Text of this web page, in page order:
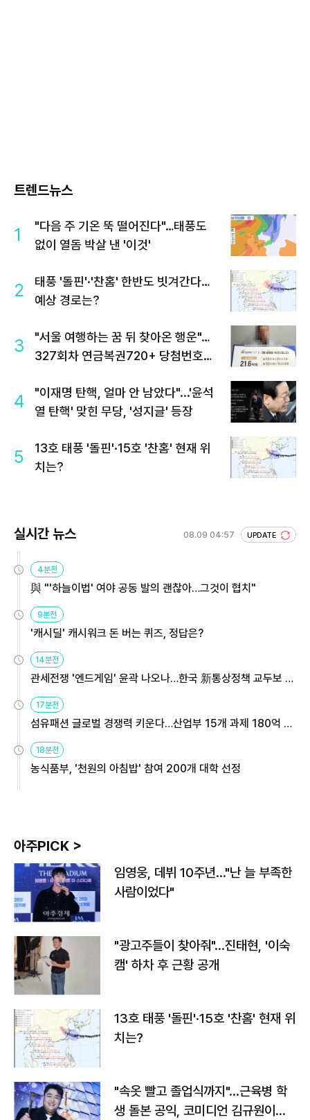
트렌드뉴스
1
"다음 주 기온 뚝 떨어진다"…태풍도
없이 열돔 박살 낸 '이것'
2
태풍 '돌핀'·'찬홈' 한반도 빗겨간다…
예상 경로는?
3
"서울 여행하는 꿈 뒤 찾아온 행운"…
327회차 연금복권720+ 당첨번호조
4
"이재명 탄핵, 얼마 안 남았다"...'윤석
열 탄핵' 맞힌 무당, '성지글' 등장
5
13호 태풍 '돌핀'·15호 '찬홈' 현재 위
치는?
실시간 뉴스 08.09 04:57 UPDATE
4분전
與 "'하늘이법' 여야 공동 발의 괜찮아…그것이 협치"
9분전
'캐시딜' 캐시워크 돈 버는 퀴즈, 정답은?
14분전
관세전쟁 '엔드게임' 윤곽 나오나…한국 新통상정책 교두보 활
용해야
17분전
섬유패션 글로벌 경쟁력 키운다…산업부 15개 과제 180억 지
원
18분전
농식품부, '천원의 아침밥' 참여 200개 대학 선정
아주PICK >
임영웅, 데뷔 10주년…"난 늘 부족한
사람이었다"
"광고주들이 찾아줘"…진태현, '이숙
캠' 하차 후 근황 공개
13호 태풍 '돌핀'·15호 '찬홈' 현재 위
치는?
"속옷 빨고 졸업식까지"…근육병 학
생 돌본 공익, 코미디언 김규원이었